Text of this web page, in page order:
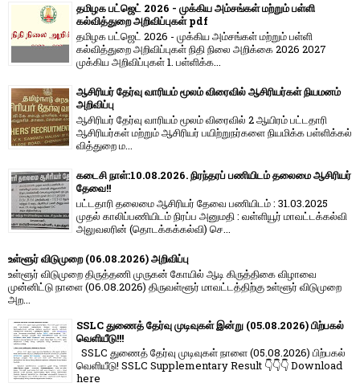
தமிழக பட்ஜெட் 2026 - முக்கிய அம்சங்கள் மற்றும் பள்ளி
கல்வித்துறை அறிவிப்புகள் pdf
தமிழக பட்ஜெட் 2026 - முக்கிய அம்சங்கள் மற்றும் பள்ளி
கல்வித்துறை அறிவிப்புகள் நிதி நிலை அறிக்கை 2026 2027
முக்கிய அறிவிப்புகள் 1. பள்ளிக்க...
ஆசிரியர் தேர்வு வாரியம் மூலம் விரைவில் ஆசிரியர்கள் நியமனம்
அறிவிப்பு
ஆசிரியர் தேர்வு வாரி​யம் மூலம் விரை​வில் 2 ஆயிரம் பட்​ட​தாரி
ஆசிரியர்​கள் மற்​றும் ஆசிரியர் பயிற்றுநர்​களை நியமிக்க பள்​ளிக்​கல்​
வித்​துறை ம...
கடைசி நாள்:10.08.2026. நிரந்தரப் பணியிடம் தலைமை ஆசிரியர்
தேவை!!
பட்டதாரி தலைமை ஆசிரியர் தேவை பணியிடம் : 31.03.2025
முதல் காலிப்பணியிடம் நிரப்ப அனுமதி : வள்ளியூர் மாவட்டக்கல்வி
அலுவலரின் (தொடக்கக்கல்வி) செ...
உள்ளூர் விடுமுறை (06.08.2026) அறிவிப்பு
உள்ளூர் விடுமுறை திருத்தணி முருகன் கோயில் ஆடி கிருத்திகை விழாவை
முன்னிட்டு நாளை (06.08.2026) திருவள்ளூர் மாவட்டத்திற்கு உள்ளூர் விடுமுறை
அற...
SSLC துணைத் தேர்வு முடிவுகள் இன்று (05.08.2026) பிற்பகல்
வெளியீடு!!!
SSLC துணைத் தேர்வு முடிவுகள் நாளை (05.08.2026) பிற்பகல்
வெளியீடு! SSLC Supplementary Result 👇👇👇 Download
here